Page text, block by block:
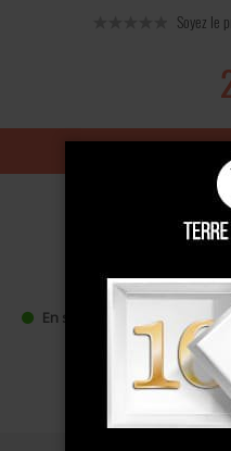
Soyez le
En stock
PAUSE
DE -10 %
•